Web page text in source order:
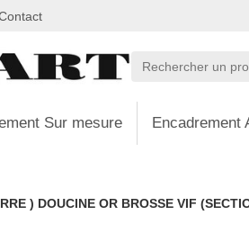
Sur mesure Encadrement
) DOUCINE OR BROSSE VIF